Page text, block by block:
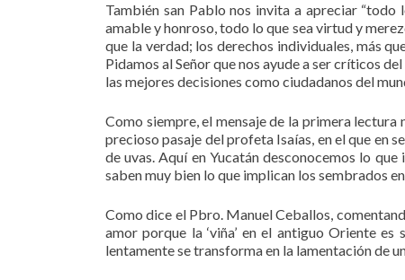
También san Pablo nos invita a apreciar
amable y honroso, todo lo que sea virtud y
que la verdad; los derechos individuales, más
Pidamos al Señor que nos ayude a ser críticos
las mejores decisiones como ciudadanos del
Como siempre, el mensaje de la primera lectura
precioso pasaje del profeta Isaías, en el que en
de uvas. Aquí en Yucatán desconocemos lo
saben muy bien lo que implican los sembrados
Como dice el Pbro. Manuel Ceballos,
amor porque la ‘viña’ en el antiguo Oriente
lentamente se transforma en la lamentación de